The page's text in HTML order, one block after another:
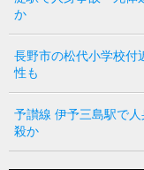
か
長野市の松代小学校付
性も
予讃線 伊予三島駅で
殺か